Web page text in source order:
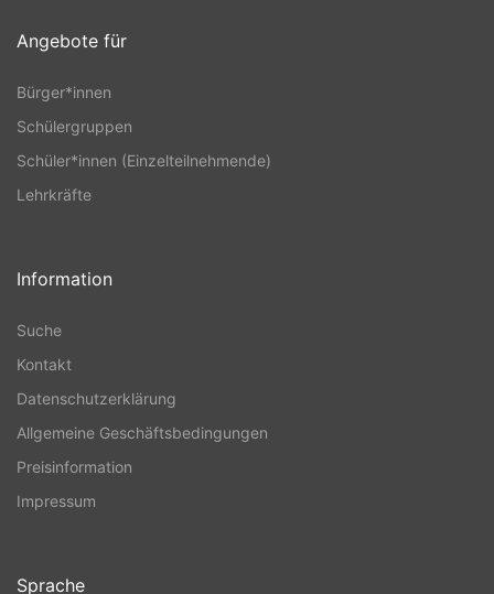
Angebote für
Bürger*innen
Schülergruppen
Schüler*innen (Einzelteilnehmende)
Lehrkräfte
Information
Suche
Kontakt
Datenschutzerklärung
Allgemeine Geschäftsbedingungen
Preisinformation
Impressum
Sprache